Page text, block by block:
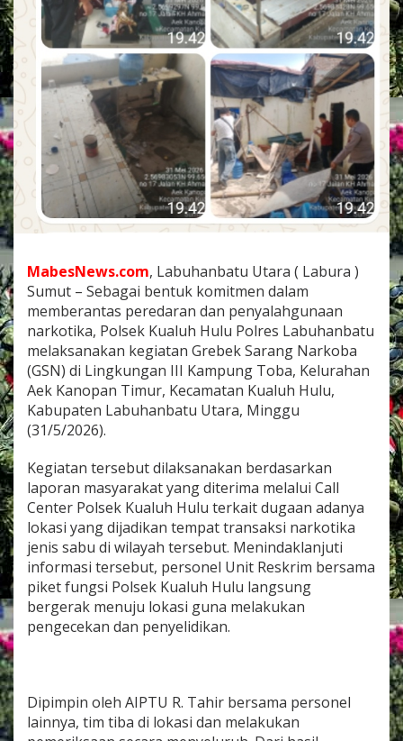
b
a
d
i
K
a
m
p
u
n
g
T
b
P
l
s
e
k
K
u
a
l
H
u
l
u
A
m
a
n
k
a
n
m
l
a
MabesNews.com, Labuhanbatu Utara ( Labura )
Sumut – Sebagai bentuk komitmen dalam
memberantas peredaran dan penyalahgunaan
narkotika, Polsek Kualuh Hulu Polres Labuhanbatu
melaksanakan kegiatan Grebek Sarang Narkoba
(GSN) di Lingkungan III Kampung Toba, Kelurahan
Aek Kanopan Timur, Kecamatan Kualuh Hulu,
Kabupaten Labuhanbatu Utara, Minggu
(31/5/2026).
Kegiatan tersebut dilaksanakan berdasarkan
laporan masyarakat yang diterima melalui Call
Center Polsek Kualuh Hulu terkait dugaan adanya
lokasi yang dijadikan tempat transaksi narkotika
jenis sabu di wilayah tersebut. Menindaklanjuti
informasi tersebut, personel Unit Reskrim bersama
piket fungsi Polsek Kualuh Hulu langsung
bergerak menuju lokasi guna melakukan
pengecekan dan penyelidikan.
Dipimpin oleh AIPTU R. Tahir bersama personel
lainnya, tim tiba di lokasi dan melakukan